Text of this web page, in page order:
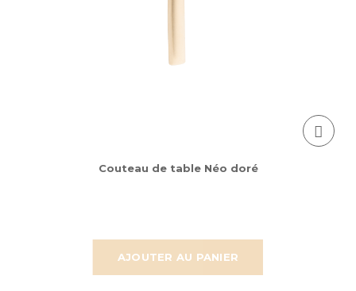
AJOUTER AU PANIER
Couteau de table Néo doré